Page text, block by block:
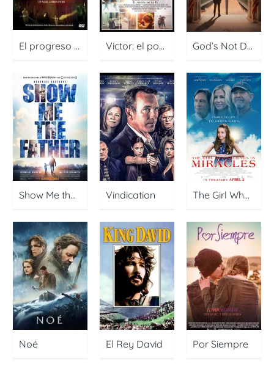
El progreso del peregrino Victor: el poder de la fe God’s Not Dead: We The People
Show Me the Father Vindication The Girl Who Believes in Miracles
Noé El Rey David Por Siempre